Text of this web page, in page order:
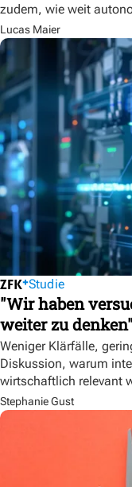
zudem, wie weit
Lucas Maier
Studie
"Wir haben
weiter zu denken"
Weniger Klärfälle,
Diskussion, warum
wirtschaftlich relevant
Stephanie Gust